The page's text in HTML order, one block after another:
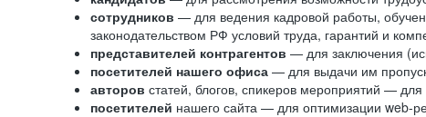
сотрудников — для ведения кадровой работы,
законодательством РФ условий труда, гарантий и
представителей контрагентов — для заключения
посетителей нашего офиса — для выдачи им
авторов статей, блогов, спикеров мероприятий —
посетителей нашего сайта — для оптимизации web-